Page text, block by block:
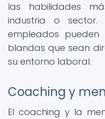
las habilidades
industria o
empleados pueden
blandas que sean
su entorno laboral.
Coaching y
El coaching y la